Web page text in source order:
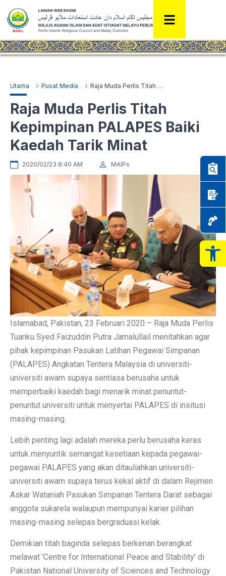
Utama Pusat Media Raja Muda Perlis Titah Kepimpinan PALAPES Baiki Kaedah Tarik Minat
Raja Muda Perlis Titah
Kepimpinan PALAPES Baiki
Kaedah Tarik Minat
2020/02/23 8:40 AM MAIPs
Islamabad, Pakistan, 23 Februari 2020 – Raja Muda Perlis
Tuanku Syed Faizuddin Putra Jamalullail menitahkan agar
pihak kepimpinan Pasukan Latihan Pegawai Simpanan
(PALAPES) Angkatan Tentera Malaysia di universiti-
universiti awam supaya sentiasa berusaha untuk
memperbaiki kaedah bagi menarik minat penuntut-
penuntut universiti untuk menyertai PALAPES di insitusi
masing-masing.
Lebih penting lagi adalah mereka perlu berusaha keras
untuk menyuntik semangat kesetiaan kepada pegawai-
pegawai PALAPES yang akan ditauliahkan universiti-
universiti awam supaya terus kekal aktif di dalam Rejimen
Askar Wataniah Pasukan Simpanan Tentera Darat sebagai
anggota sukarela walaupun mempunyai karier pilihan
masing-masing selepas bergraduasi kelak.
Demikian titah baginda selepas berkenan berangkat
melawat ‘Centre for International Peace and Stability’ di
Pakistan National University of Sciences and Technology